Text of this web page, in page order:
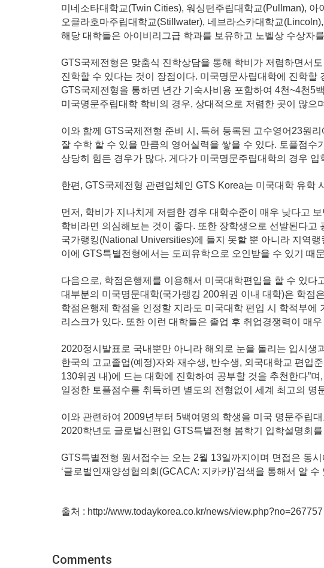
미네소타대학교(Twin Cities), 워싱턴주립대학교(Pullman),
오클라호마주립대학교(Stillwater), 네브라스카대학교
해당 대학들은 아이비리그급 학과를 보유하고 노벨상 수상자
GTS국제전형은 맞춤식 진학상담을 통해 학비가 저렴하면서
진학할 수 있다는 것이 장점이다. 미국명문사립대학에 진학
GTS국제전형을 통하면 년간 기숙사비용 포함하여 4천~4천5
미국명문주립대학 학비의 경우, 상대적으로 저렴한 곳이 많으
이와 함께 GTS국제전형 준비 시, 특허 등록된 고수영어23원
잘 수학 할 수 있을 만큼의 영어실력을 쌓을 수 있다. 토플점
상당히 힘든 경우가 많다. 게다가 미국명문주립대학의 경우
한편, GTS국제전형 관련업체인 GTS Korea는 미국대학 유학
먼저, 학비가 지나치게 저렴한 경우 대학수준이 매우 낮다고
학비라면 의심해보는 것이 좋다. 또한 장학생으로 선발된다
국가랭킹(National Universities)에 들지 못할 뿐 아니라 지역
이에 GTS특별전형에서는 도피유학으로 오인받을 수 있기 때
다음으로, 학점은행제를 이용해서 미국대학편입을 할 수 있다
대부분의 미국명문대학(국가랭킹 200위권 이내 대학)은 학점
학점은행제 학점을 인정할 지라도 미국대학 편입 시 학적부에
리스크가 있다. 또한 이런 대학들은 졸업 후 취업경쟁력이 매우
2020정시발표로 국내뿐만 아니라 해외로 눈을 돌리는 입시생
한국의 고교졸업(예정)자와 재수생, 반수생, 외국대학교 편입
130위권 내)에
드는 대학에 진학하여 공부할 것을 추천한다”
일정한 토플점수를 취득하면 별도의 전형없이 세계 최고의 명
이와 관련하여 2009년부터 5백여명의 학생을 미국 명문주립
2020학년도 글로벌신편입 GTS특별전형 봄학기 입학설명회
GTS특별전형 원서접수는 오는 2월 13일까지이며 면접은 동
‘글로벌인재양성협의회(GCACA: 지카카)’검색을 통해서 알 수
출처 : http://www.todaykorea.co.kr/news/view.php?no=267757
Comments